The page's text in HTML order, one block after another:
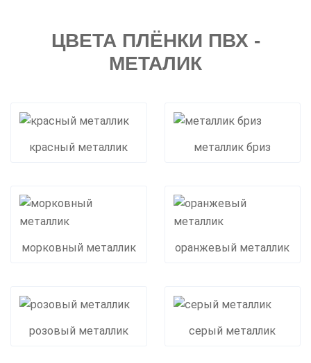
ЦВЕТА ПЛЁНКИ ПВХ -
МЕТАЛИК
красный металлик металлик бриз
морковный металлик оранжевый металлик
розовый металлик серый металлик